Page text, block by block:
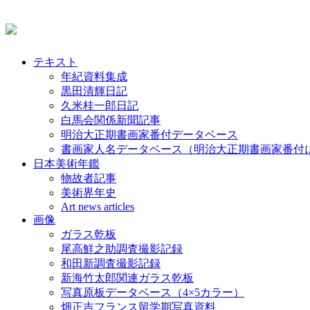
テキスト
年紀資料集成
黒田清輝日記
久米桂一郎日記
白馬会関係新聞記事
明治大正期書画家番付データベース
書画家人名データベース（明治大正期書画家番付
日本美術年鑑
物故者記事
美術界年史
Art news articles
画像
ガラス乾板
尾高鮮之助調査撮影記録
和田新調査撮影記録
新海竹太郎関連ガラス乾板
写真原板データベース（4×5カラー）
畑正吉フランス留学期写真資料